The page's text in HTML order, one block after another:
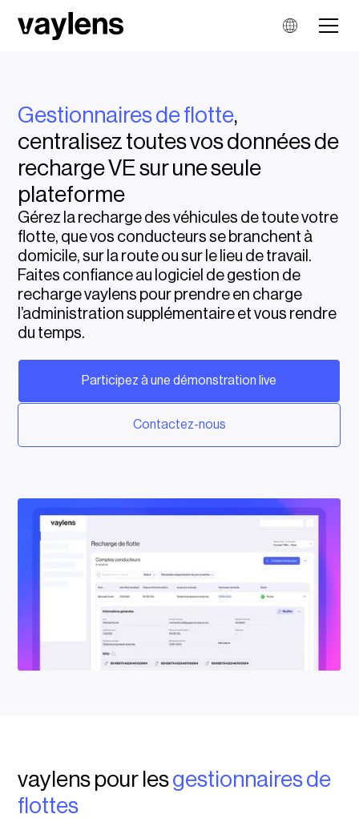
Gestionnaires de flotte,
centralisez toutes vos données de
recharge VE sur une seule
plateforme
Gérez la recharge des véhicules de toute votre
flotte, que vos conducteurs se branchent à
domicile, sur la route ou sur le lieu de travail.
Faites confiance au logiciel de gestion de
recharge vaylens pour prendre en charge
l’administration supplémentaire et vous rendre
du temps.
Participez à une démonstration live
Contactez-nous
vaylens pour lesgestionnaires de
flottes